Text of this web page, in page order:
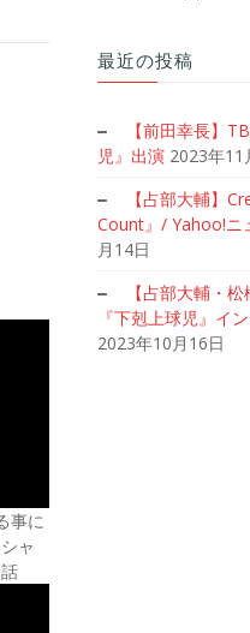
事に
ャ
最近の投稿
【前田幸長】
児』出演 2023年11
【占部大輔】
Count』/ Yahoo!ニ
月14日
【占部大輔・
『下剋上球児』イ
2023年10月16日